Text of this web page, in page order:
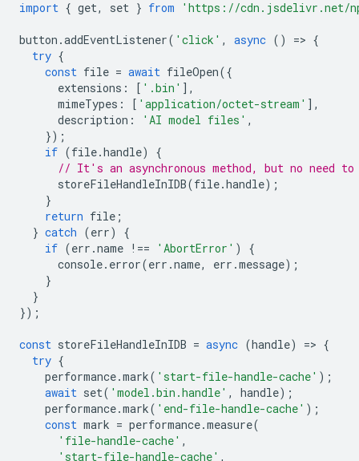
import { get, set } from 'https://cdn.jsdelivr.net/
button .addEventListener( 'click' , async () => {
try {
const file = await fileOpen({
extensions : [ '.bin' ],
mimeTypes : [ 'application/octet-stream' ],
description : 'AI model files' ,
});
if (file.handle)
{
// It's an asynchronous method, but no need
storeFileHandleInIDB(file.handle);
}
return file ;
} catch (err)
{
if (err .name !== 'AbortError' )
{
console. error(err .name, err .message);
}
}
});
const storeFileHandleInIDB = async (handle) => {
try {
performance.mark( 'start-file-handle-cache' );
await set( 'model.bin.handle' , handle);
performance.mark( 'end-file-handle-cache' );
const mark = performance.measure(
'file-handle-cache' ,
'start-file-handle-cache' ,